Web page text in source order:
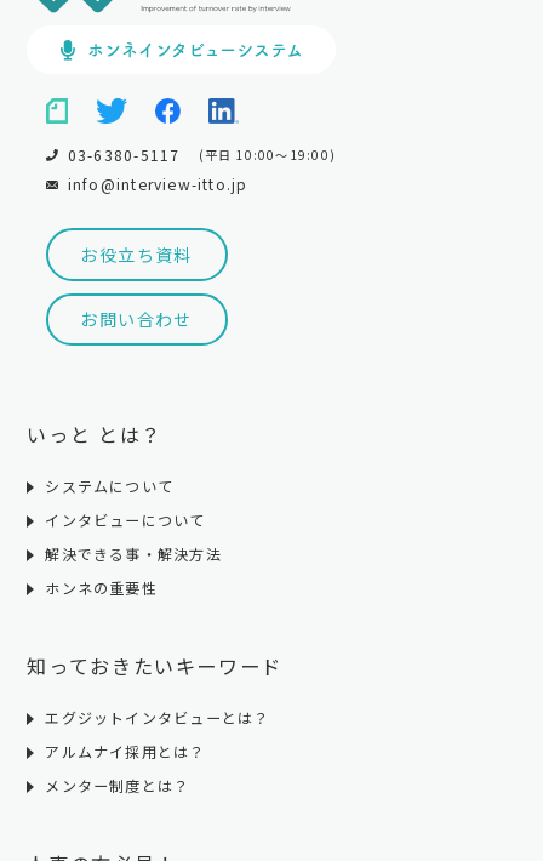
ホンネインタビューシステム
03-6380-5117 (平日 10:00～19:00)
info@interview-itto.jp
お役立ち資料
お問い合わせ
いっと とは？
システムについて
インタビューについて
解決できる事・解決方法
ホンネの重要性
知っておきたいキーワード
エグジットインタビューとは？
アルムナイ採用とは？
メンター制度とは？